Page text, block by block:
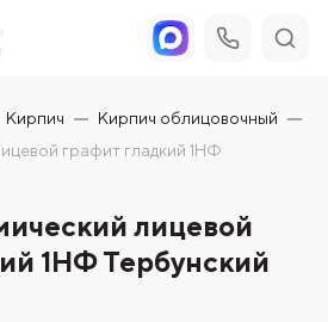
Кирпич
Кирпич облицовочный
графит гладкий 1НФ
лицевой
1НФ Тербунский